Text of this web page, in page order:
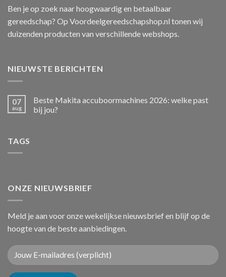
Ben je op zoek naar hoogwaardig en betaalbaar
gereedschap? Op Voordeelgereedschapshop.nl tonen wij
duizenden producten van verschillende webshops.
NIEUWSTE BERICHTEN
07
aug
Beste Makita accuboormachines 2026: welke past
bij jou?
TAGS
ONZE NIEUWSBRIEF
Meld je aan voor onze wekelijkse nieuwsbrief en blijf op de
hoogte van de beste aanbiedingen.